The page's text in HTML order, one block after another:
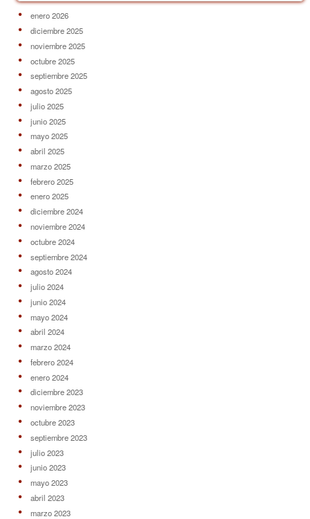
enero 2026
diciembre 2025
noviembre 2025
octubre 2025
septiembre 2025
agosto 2025
julio 2025
junio 2025
mayo 2025
abril 2025
marzo 2025
febrero 2025
enero 2025
diciembre 2024
noviembre 2024
octubre 2024
septiembre 2024
agosto 2024
julio 2024
junio 2024
mayo 2024
abril 2024
marzo 2024
febrero 2024
enero 2024
diciembre 2023
noviembre 2023
octubre 2023
septiembre 2023
julio 2023
junio 2023
mayo 2023
abril 2023
marzo 2023